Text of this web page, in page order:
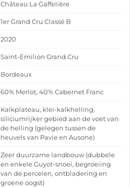
Château La Gaffelière
1er Grand Cru Classé B
2020
Saint-Emilion Grand Cru
Bordeaux
60% Merlot, 40% Cabernet Franc
Kalkplateau, klei-kalkhelling,
siliciumrijker gebied aan de voet van
de helling (gelegen tussen de
heuvels van Pavie en Ausone)
Zeer duurzame landbouw (dubbele
en enkele Guyot-snoei, begroeiing
van de percelen, ontbladering en
groene oogst)